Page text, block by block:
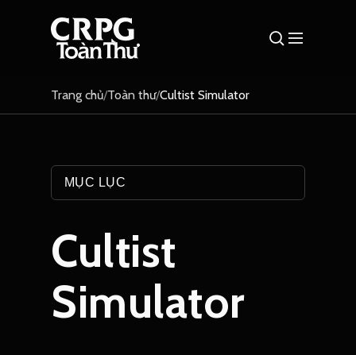
Trang chủ/Toàn thư/Cultist Simulator
MỤC LỤC
Cultist
Simulator